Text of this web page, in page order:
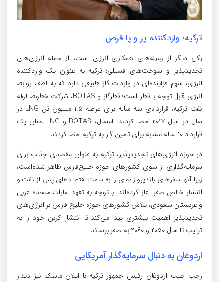
ترکیه؛ واردکننده پر و پا قرص
یکی دیگر از زمینه‌های همکاری انرژی است، از جمله انرژی‌های
تجدیدپذیر و سوخت‌های فسیلی؛ ترکیه به عنوان یک واردکننده
انرژی، سهم فزاینده‌ای در واردات گاز طبیعی دارد که به لطف روابط
انرژی قابل توجه با قطر است؛ قطرگاز و BOTAS، شرکت خطوط لوله
نفت ترکیه، قراردادی سه ساله برای عرضه ۱.۵ میلیون تن LNG در
سال در سال ۲۰۱۷ امضا کردند. امسال، BOTAS و LNG عمان یک
قرارداد ۱۰ ساله مشابه برای تامین گاز به ترکیه امضا کردند.
در حوزه انرژی‌های تجدیدپذیر، ترکیه به عنوان مقصدی جذاب برای
سرمایه‌گذاری از سوی کشورهای حوزه خلیج‌فارس ظاهر شده‌است،
زیرا آنها سفرهای بلندپروازانه‌ای را به سمت اقتصادهای پس از نفت و
انتشار خالص صفر آغاز کرده‌اند. با توجه به تعهد امارات متحده عربی
و عربستان سعودی، تلاش کشورهای حوزه خلیج فارس بر انرژی‌های
تجدیدپذیر اهمیت بیشتری پیدا می‌کند تا انتشار کربن خود را به
ترتیب تا سال ۲۰۵۰ و ۲۰۶۰ به صفر برساند.
اردوغان به دنبال سرمایه‌گذار آمریکایی
رجب طیب اردوغان رئیس جمهور ترکیه با ایلان ماسک نیز دیدار